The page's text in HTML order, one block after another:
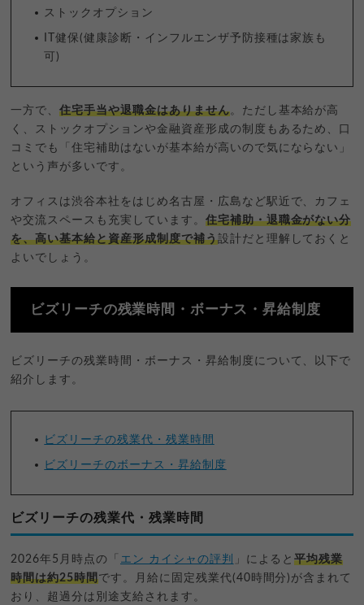
ストックオプション
IT健保(健康診断・インフルエンザ予防接種は家族も
可)
一方で、住宅手当や退職金はありません。ただし基本給が高
く、ストックオプションや金融資産形成の制度もあるため、口
コミでも「住宅補助はないが基本給が高いので気にならない」
という声が多いです。
オフィスは渋谷本社をはじめ名古屋・広島など駅近で、カフェ
や交流スペースも充実しています。 住宅補助・退職金がない分
を、高い基本給と資産形成制度で補う設計だと理解しておくと
よいでしょう。
ビズリーチの残業時間・ボーナス・昇給制度
ビズリーチの残業時間・ボーナス・昇給制度について、以下で
紹介します。
ビズリーチの残業代・残業時間
ビズリーチのボーナス・昇給制度
ビズリーチの残業代・残業時間
2026年5月時点の「 エン カイシャの評判 」によると平均残業
時間は約25時間です。月給に固定残業代(40時間分)が含まれて
おり、超過分は別途支給されます。